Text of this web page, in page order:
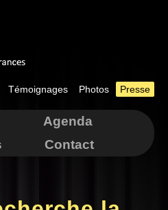
Témoignages Photos Presse
Agenda
Contact